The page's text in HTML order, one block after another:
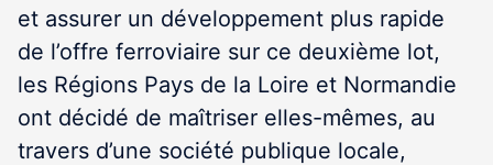
et assurer un développement plus rapide
de l’offre ferroviaire sur ce deuxième lot,
les Régions Pays de la Loire et Normandie
ont décidé de maîtriser elles-mêmes, au
travers d’une société publique locale,